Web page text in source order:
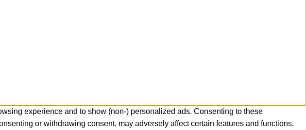
experience and to show (non-) personalized ads. Consenting to these
or withdrawing consent, may adversely affect certain features and functions.